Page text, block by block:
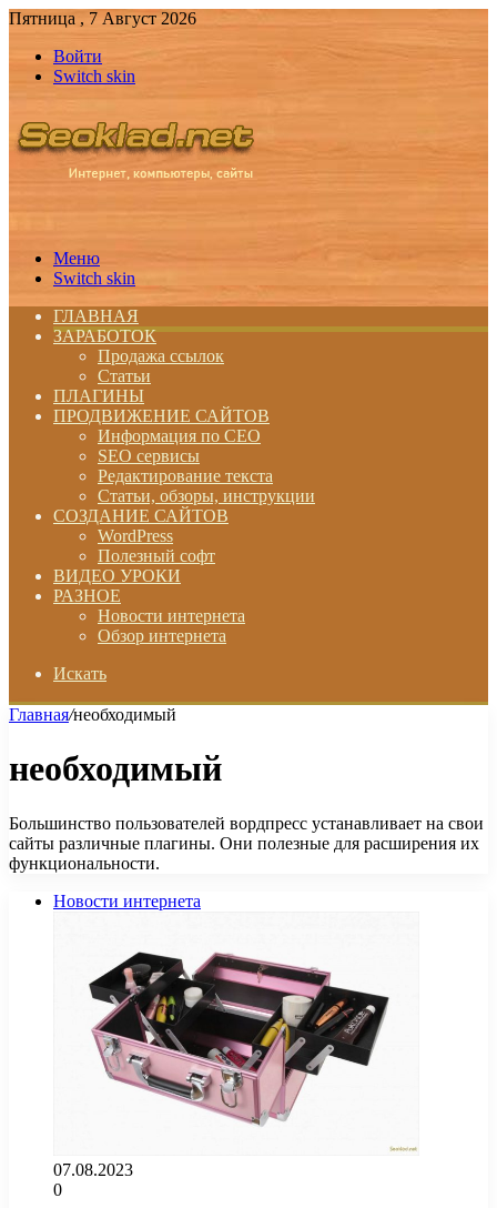
Пятница , 7 Август 2026
Войти
Switch skin
Меню
Switch skin
ГЛАВНАЯ
ЗАРАБОТОК
Продажа ссылок
Статьи
ПЛАГИНЫ
ПРОДВИЖЕНИЕ САЙТОВ
Информация по СЕО
SEO сервисы
Редактирование текста
Статьи, обзоры, инструкции
СОЗДАНИЕ САЙТОВ
WordPress
Полезный софт
ВИДЕО УРОКИ
РАЗНОЕ
Новости интернета
Обзор интернета
Искать
Главная/необходимый
необходимый
Большинство пользователей вордпресс устанавливает на свои
сайты различные плагины. Они полезные для расширения их
функциональности.
Новости интернета
07.08.2023
0